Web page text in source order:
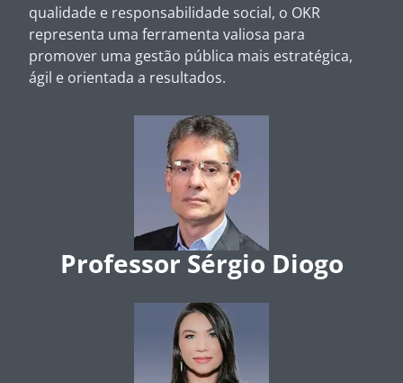
qualidade e responsabilidade social, o OKR
representa uma ferramenta valiosa para
promover uma gestão pública mais estratégica,
ágil e orientada a resultados.
Professor Sérgio Diogo